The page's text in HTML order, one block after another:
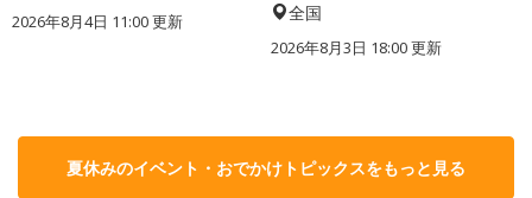
2026年8月4日 11:00更新 全国
2026年8月3日 18:00更新
夏休みのイベント・おでかけトピックスをもっと見る